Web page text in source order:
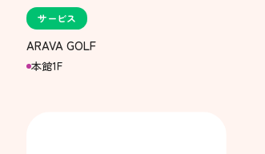
サービス
ARAVA GOLF
本館1F